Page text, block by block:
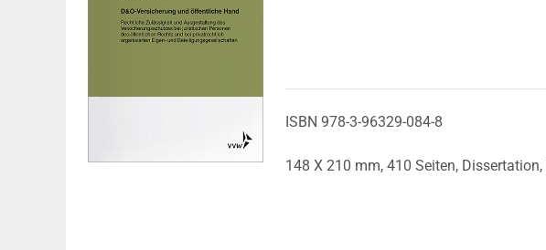
ISBN 978-3-96329-084-8
148 X 210 mm, 410 Seiten, Dissertation,